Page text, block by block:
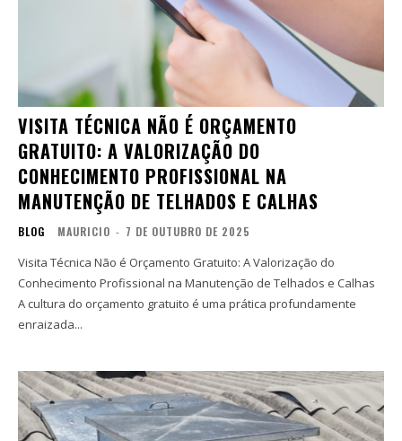
VISITA TÉCNICA NÃO É ORÇAMENTO
GRATUITO: A VALORIZAÇÃO DO
CONHECIMENTO PROFISSIONAL NA
MANUTENÇÃO DE TELHADOS E CALHAS
BLOG MAURICIO - 7 DE OUTUBRO DE 2025
Visita Técnica Não é Orçamento Gratuito: A Valorização do
Conhecimento Profissional na Manutenção de Telhados e Calhas
A cultura do orçamento gratuito é uma prática profundamente
enraizada...